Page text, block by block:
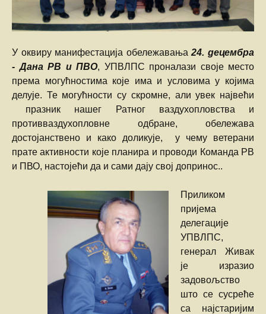
У оквиру мaнифестација обележавања 24. децембра
- Дана РВ и ПВО, УПВЛПС проналази своје место
према могућностима које има и условима у којима
делује. Те могућности су скромне, али увек највећи
празник нашег Ратног ваздухопловства и
противваздухопловне одбране, обележава
достојанствено и како доликује, у чему ветерани
прате активности које планира и проводи Команда РВ
и ПВО, настојећи да и сами дају свој допринос..
Приликом
пријема
делегације
УПВЛПС,
генерал Живак
је изразио
задовољство
што се сусреће
са најстаријим